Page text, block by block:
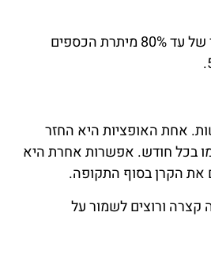
אם יש לכם כספים נזילים בקרן ההשתלמות, תוכלו לקבל הלוואה בשיעור של עד 80% מיתרת הכספים
אחת האופציות היא החזר
בכל חודש. אפשרות אחרת היא
את הקרן בסוף התקופה.
קצרה ורוצים לשמור על